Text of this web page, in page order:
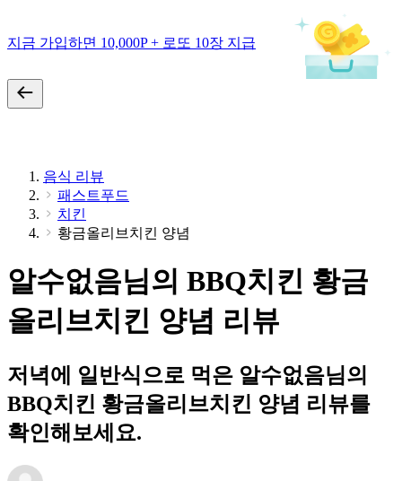
지금 가입하면 10,000P + 로또 10장 지급
음식 리뷰
패스트푸드
치킨
황금올리브치킨 양념
알수없음님의 BBQ치킨 황금
올리브치킨 양념 리뷰
저녁에 일반식으로 먹은 알수없음님의
BBQ치킨 황금올리브치킨 양념 리뷰를
확인해보세요.